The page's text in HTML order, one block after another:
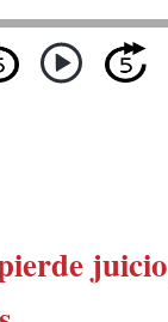
juicio